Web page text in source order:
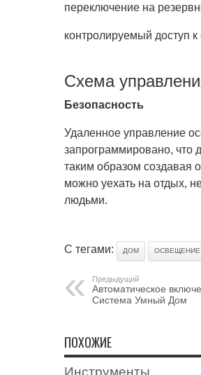
переключение на
контролируемый доступ
Схема
Безопасность
Удаленное управление
запрограммировано, что
таким образом создавая
можно уехать на отдых,
людьми.
С тегами: ДОМ ОСВЕЩЕНИЕ
Предыдущий
Автоматическое
Система Умный Дом
ПОХОЖИЕ
Инструменты,